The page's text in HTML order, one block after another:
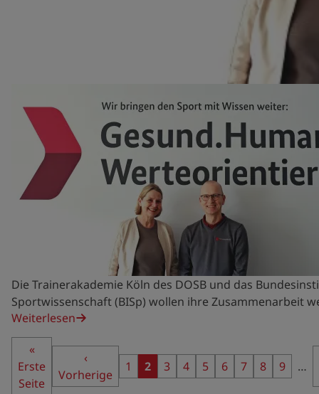
Die Trainerakademie Köln des DOSB und das
Sportwissenschaft (BISp) wollen ihre Zusammenarbeit
Weiterlesen
Seitennummerierung
Erste
Seite
«
Erste
Seite
Vorherige
Seite
‹
Vorherige
Seite
1 Seite
2 Seite
3 Seite
4 Seite
5 Seite
6 Seite
7 Seite
8 Seite
9 …